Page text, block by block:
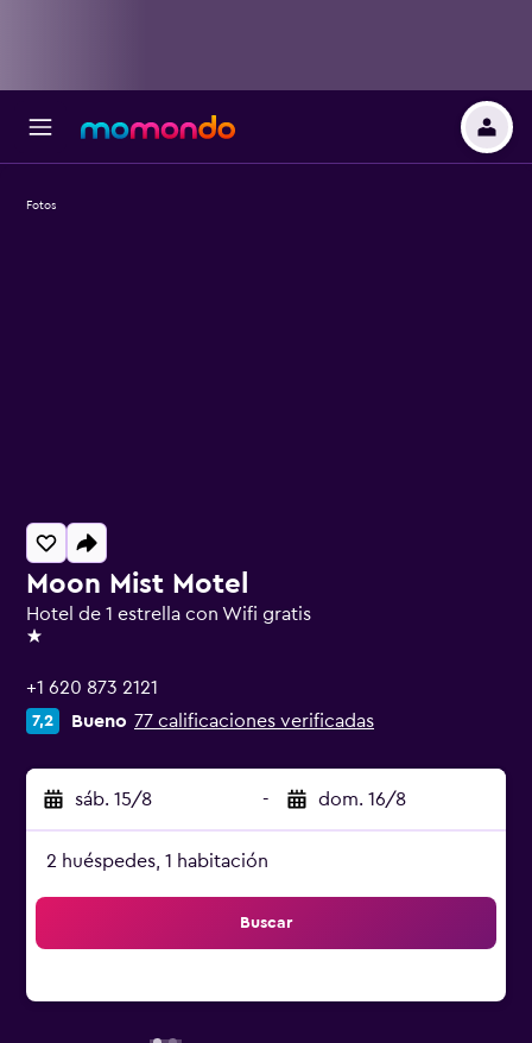
Moon Mist Motel
Hotel de 1 estrella con Wifi gratis
1 estrella
+1 620 873 2121
7,2 Bueno 77 calificaciones verificadas
sáb. 15/8 - dom. 16/8
2 huéspedes, 1 habitación
Buscar
Fotos